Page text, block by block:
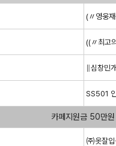
(〃영웅
((〃최고
∥심창민
SS501
카페지원금 50만원
㈜옷잘입